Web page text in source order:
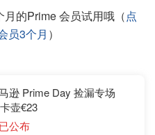
的Prime 会员试用哦（点
员3个月 ）
逊 Prime Day 捡漏专场
壶€23
公布